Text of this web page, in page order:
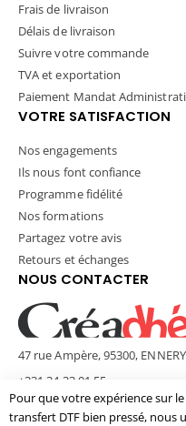
Frais de livraison
Délais de livraison
Suivre votre commande
TVA et exportation
Paiement Mandat
VOTRE SATISFACTION
Nos engagements
Ils nous font confiance
Programme fidélité
Nos formations
Partagez votre avis
Retours et échanges
NOUS CONTACTER
47 rue Ampère, 95300, ENNERY
+331 34 33 01 55
contact@creadhesif.com
Pour que votre expérience sur
transfert DTF bien pressé, nous